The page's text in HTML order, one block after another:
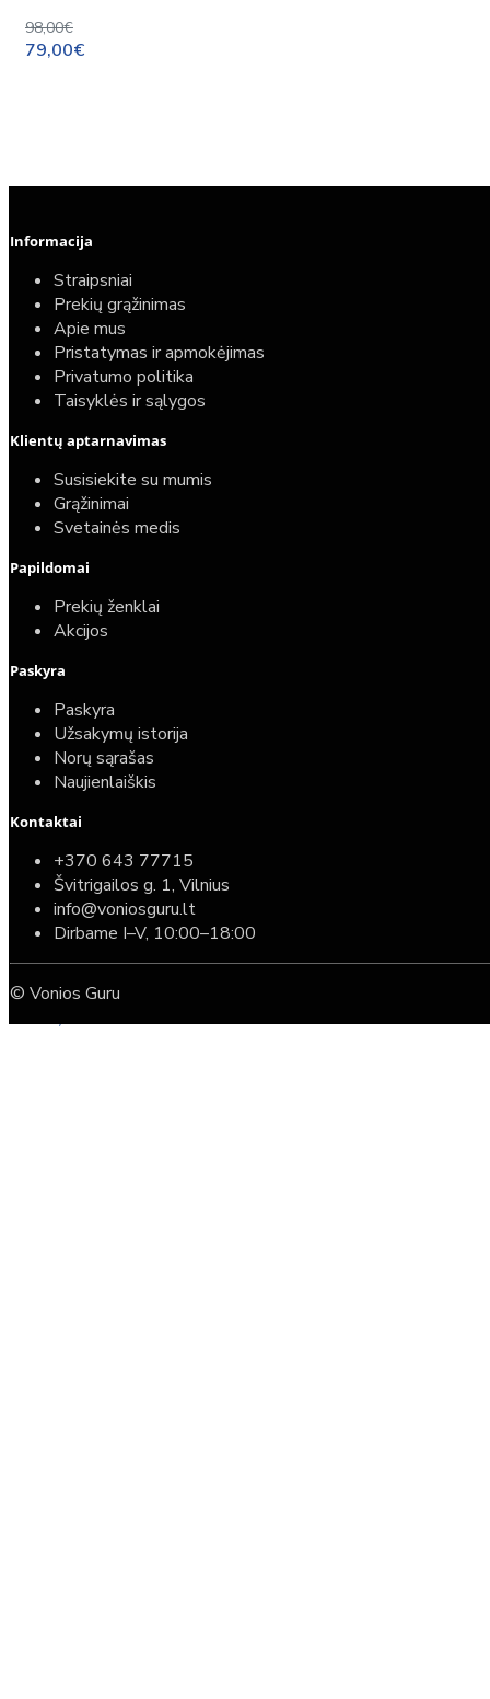
98,00€
79,00€
Elektrinio gyvatuko paruošimo paslauga
40,00€
25,00€
Komplektas: Tece potinkinis WC rėmas su baltu
mygtuku + Deante Peonia Rimless klozetas su
587,00€
389,00€
Informacija
Straipsniai
Prekių grąžinimas
Apie mus
Pristatymas ir apmokėjimas
Privatumo politika
Taisyklės ir sąlygos
Klientų aptarnavimas
Susisiekite su mumis
Grąžinimai
Svetainės medis
Papildomai
Prekių ženklai
Akcijos
Paskyra
Paskyra
Užsakymų istorija
Norų sąrašas
Naujienlaiškis
Kontaktai
+370 643 77715
Švitrigailos g. 1, Vilnius
info@voniosguru.lt
Dirbame I–V, 10:00–18:00
© Vonios Guru